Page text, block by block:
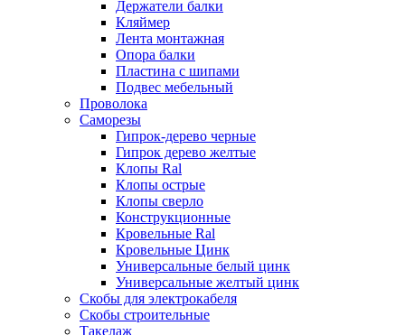
Держатели балки
Кляймер
Лента монтажная
Опора балки
Пластина с шипами
Подвес мебельный
Проволока
Саморезы
Гипрок-дерево черные
Гипрок дерево желтые
Клопы Ral
Клопы острые
Клопы сверло
Конструкционные
Кровельные Ral
Кровельные Цинк
Универсальные белый цинк
Универсальные желтый цинк
Скобы для электрокабеля
Скобы строительные
Такелаж